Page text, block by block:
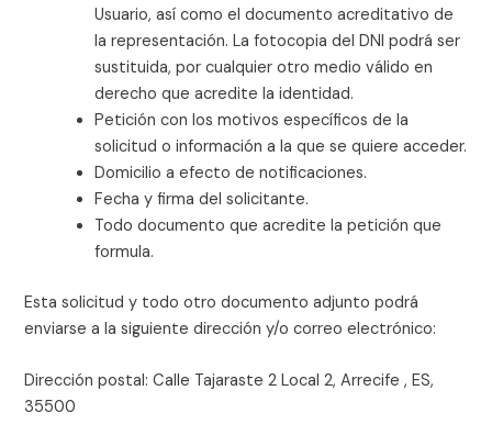
Usuario, así como el documento acreditativo de
la representación. La fotocopia del DNI podrá ser
sustituida, por cualquier otro medio válido en
derecho que acredite la identidad.
Petición con los motivos específicos de la
solicitud o información a la que se quiere acceder.
Domicilio a efecto de notificaciones.
Fecha y firma del solicitante.
Todo documento que acredite la petición que
formula.
Esta solicitud y todo otro documento adjunto podrá
enviarse a la siguiente dirección y/o correo electrónico:
Dirección postal:Calle Tajaraste 2 Local 2, Arrecife , ES,
35500